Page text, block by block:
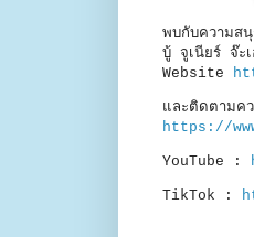
พบกับความส
บู้ จูเนียร์ จ๊ะ
Website
และติดตามค
https://
YouTube :
TikTok :